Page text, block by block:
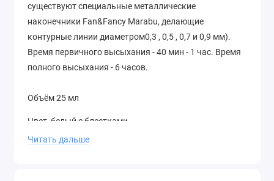
существуют специальные металлические
наконечники Fan&Fancy Marabu, делающие
контурные линии диаметром0,3 , 0,5 , 0,7 и 0,9 мм).
Время первичного высыхания - 40 мин - 1 час. Время
полного высыхания - 6 часов.
Объём 25 мл
Цвет белый с блестками
Читать дальше